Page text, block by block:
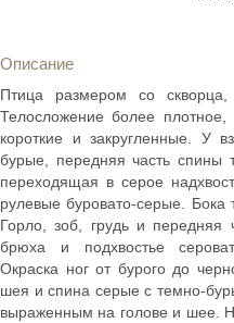
Описание
Птица размером со
Телосложение более
короткие и закругленные. У
бурые, передняя часть спины
переходящая в серое
рулевые буровато-серые. Бока
Горло, зоб, грудь и передняя
брюха и подхвостье
Окраска ног от бурого до
шея и спина серые с темно-
выраженным на голове и шее.